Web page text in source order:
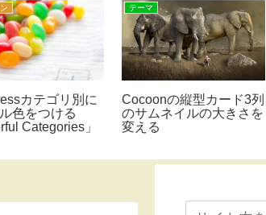
カテゴリ別に
色をつける
Categories」
テーマ
Cocoonの縦型カード3列
のサムネイルの大きさを
変える